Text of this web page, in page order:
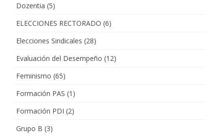
Dozentia (5)
ELECCIONES RECTORADO (6)
Elecciones Sindicales (28)
Evaluación del Desempeño (12)
Feminismo (65)
Formación PAS (1)
Formación PDI (2)
Grupo B (3)